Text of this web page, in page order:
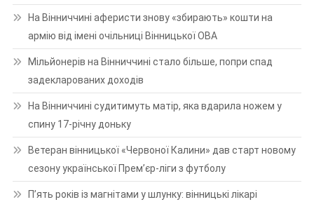
На Вінниччині аферисти знову «збирають» кошти на
армію від імені очільниці Вінницької ОВА
Мільйонерів на Вінниччині стало більше, попри спад
задекларованих доходів
На Вінниччині судитимуть матір, яка вдарила ножем у
спину 17-річну доньку
Ветеран вінницької «Червоної Калини» дав старт новому
сезону української Прем’єр-ліги з футболу
П’ять років із магнітами у шлунку: вінницькі лікарі